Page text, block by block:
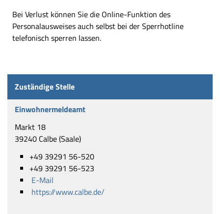
Bei Verlust können Sie die Online-Funktion des
Personalausweises auch selbst bei der Sperrhotline
telefonisch sperren lassen.
Zuständige Stelle
Einwohnermeldeamt
Markt 18
39240 Calbe (Saale)
+49 39291 56-520
+49 39291 56-523
E-Mail
https://www.calbe.de/